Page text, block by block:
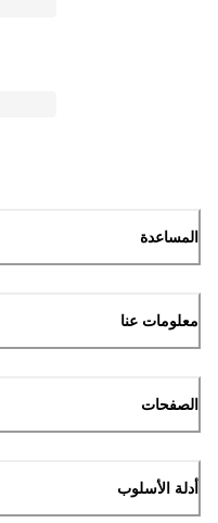
المساعدة
معلومات عنا
الصفحات
أدلة الأسلوب